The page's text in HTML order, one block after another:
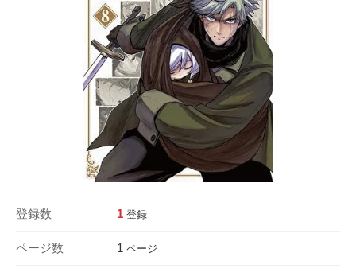
登録数 1 登録
ページ数 1 ページ